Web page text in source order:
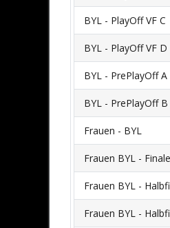
BYL - PlayOff VF C
BYL - PlayOff VF D
BYL - PrePlayOff A
BYL - PrePlayOff B
Frauen - BYL
Frauen BYL - Finale
Frauen BYL -
Frauen BYL -